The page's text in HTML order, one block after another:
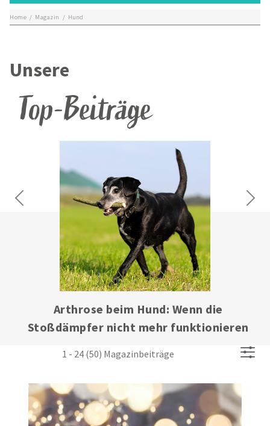
Home / Magazin / Hund
Unsere
Top-Beiträge
Arthrose beim Hund: Wenn die
Stoßdämpfer nicht mehr funktionieren
Previous Next
1 - 24 (50) Magazinbeiträge